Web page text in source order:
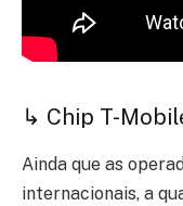
↳ Chip T-
Ainda que as
internacionais, a